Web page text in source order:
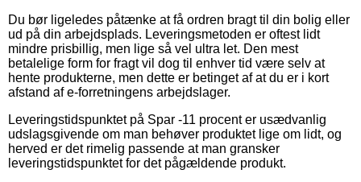
Du bør ligeledes påtænke at få ordren bragt til din bolig eller
ud på din arbejdsplads. Leveringsmetoden er oftest lidt
mindre prisbillig, men lige så vel ultra let. Den mest
betalelige form for fragt vil dog til enhver tid være selv at
hente produkterne, men dette er betinget af at du er i kort
afstand af e-forretningens arbejdslager.
Leveringstidspunktet på Spar -11 procent er usædvanlig
udslagsgivende om man behøver produktet lige om lidt, og
herved er det rimelig passende at man gransker
leveringstidspunktet for det pågældende produkt.